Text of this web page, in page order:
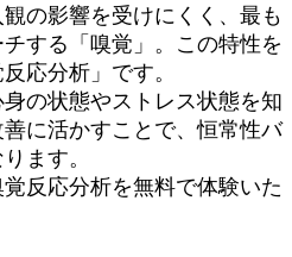
の影響を受けにくく、最も
する「嗅覚」。この特性を
応分析」です。
の状態やストレス状態を知
に活かすことで、恒常性バ
ます。
反応分析を無料で体験いた